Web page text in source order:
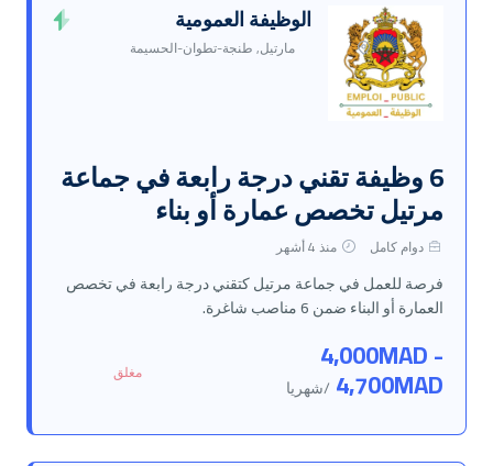
الوظيفة العمومية
مارتيل, طنجة-تطوان-الحسيمة
6 وظيفة تقني درجة رابعة في جماعة
مرتيل تخصص عمارة أو بناء
دوام كامل منذ 4 أشهر
فرصة للعمل في جماعة مرتيل كتقني درجة رابعة في تخصص
العمارة أو البناء ضمن 6 مناصب شاغرة.
4,000MAD -
4,700MAD /شهريا
مغلق